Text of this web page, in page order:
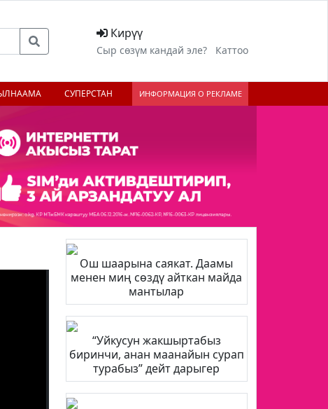
Кирүү
Сыр сөзүм кандай эле? Каттоо
СУПЕРСТАН ИНФОРМАЦИЯ О РЕКЛАМЕ
Ош шаарына саякат. Даамы
менен миң сөздү айткан майда
мантылар
“Уйкусун жакшыртабыз
биринчи, анан маанайын сурап
турабыз” дейт дарыгер